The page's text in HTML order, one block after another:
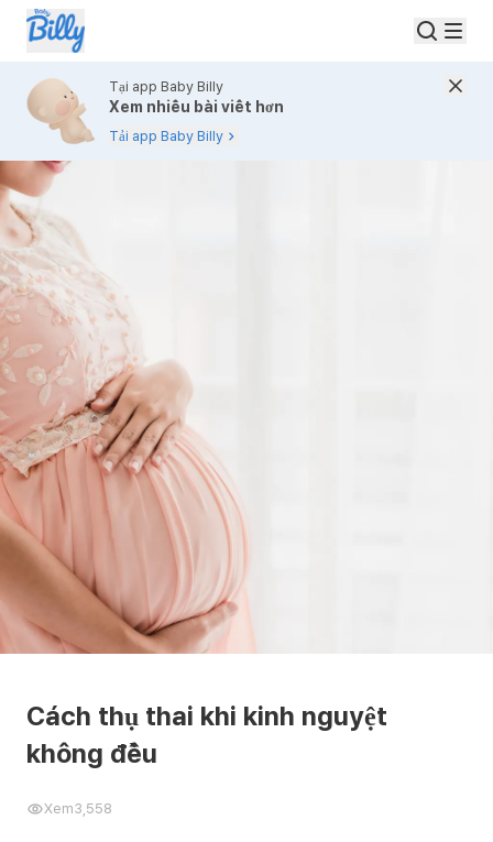
Tại app Baby Billy
Xem nhiều bài viết hơn
Tải app Baby Billy
Cách thụ thai khi kinh nguyệt
không đều
Xem3,558